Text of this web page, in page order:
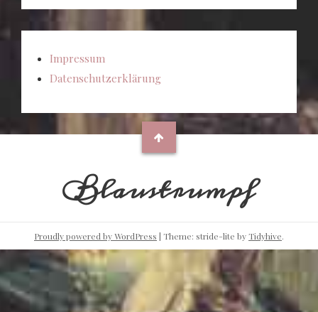
Impressum
Datenschutzerklärung
Blaustrumpf
Proudly powered by WordPress | Theme: stride-lite byTidyhive.